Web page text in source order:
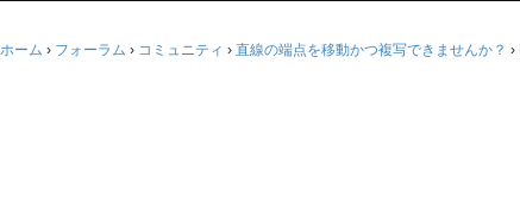
ホーム › フォーラム › コミュニティ › 直線の端点を移動かつ複写できませんか？ ›